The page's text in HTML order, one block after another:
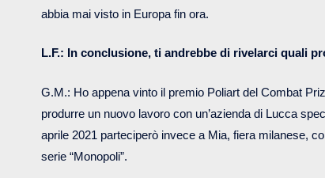
abbia mai visto in Europa fin ora.
L.F.: In conclusione, ti andrebbe di rivelarci quali
G.M.: Ho appena vinto il premio Poliart del Combat
produrre un nuovo lavoro con un’azienda di Lucca
aprile 2021 parteciperò invece a Mia, fiera milanese,
serie “Monopoli”.